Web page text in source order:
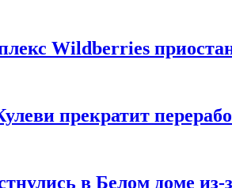
Wildberries
прекратит
в Белом доме из-